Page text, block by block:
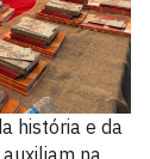
história e da